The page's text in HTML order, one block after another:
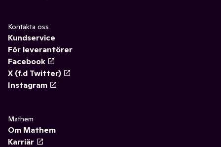
Kontakta oss
Kundservice
För leverantörer
Facebook
X (f.d Twitter)
Instagram
Mathem
Om Mathem
Karriär